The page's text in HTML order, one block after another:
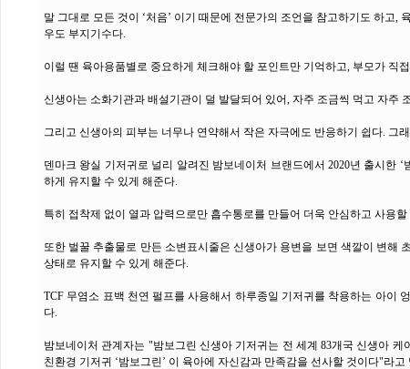
말 그대로 모든 것이 ‘처음’ 이기 때문에 전문가의 조언을 참고하기도 하고
우도 부지기수다.
이럴 땐 육아용품별로 중요하게 체크해야 할 포인트만 기억하고, 부모가 직
신생아는 소화기관과 배설기관이 덜 발달되어 있어, 자주 조금씩 먹고 자주
그리고 신생아의 피부는 너무나 연약해서 작은 자극에도 반응하기 쉽다. 그
덴마크 왕실 기저귀로 널리 알려진 밤보네이처 브랜드에서 2020년 출시한
하게 유지할 수 있게 해준다.
특히 접착제 없이 열과 압력으로만 흡수통로를 만들어 더욱 안심하고 사용할
또한 벌꿀 추출물로 만든 소변표시줄은 신생아가 용변을 보면 색깔이 변해
상태로 유지할 수 있게 해준다.
TCF 무염소 표백 천연 펄프를 사용해서 하루종일 기저귀를 착용하는 아이
다.
밤보네이처 관계자는 "밤보그린 신생아 기저귀는 전 세계 83개국 신생아
친환경 기저귀 ‘밤보그린’ 이 육아에 자신감과 만족감을 선사할 것이다"라고